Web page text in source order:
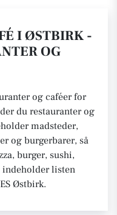
I ØSTBIRK -
OG
og caféer for
du restauranter og
madsteder,
og burgerbarer, så
burger, sushi,
indeholder listen
Østbirk.